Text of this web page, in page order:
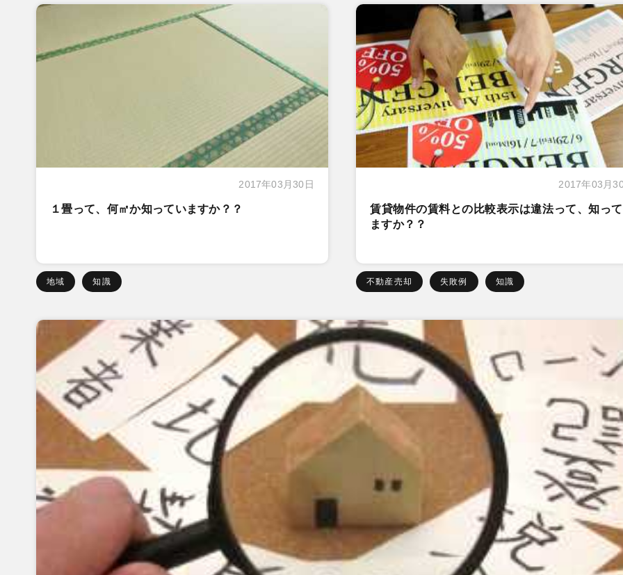
2017年03月30日
１畳って、何㎡か知っていますか？？
地域 知識
2017年03月
賃貸物件の賃料との比較表示は違法って、知っ
ますか？？
不動産売却 失敗例 知識